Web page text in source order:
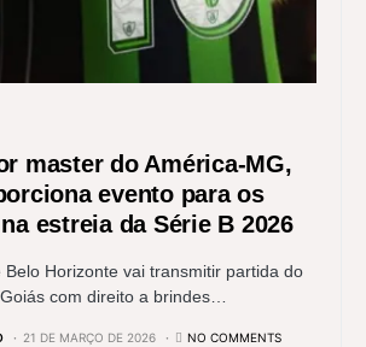
master do América-MG,
evento para os
estreia da Série B 2026
Belo Horizonte vai transmitir partida do
com direito a brindes…
21 DE MARÇO DE 2026 NO COMMENTS